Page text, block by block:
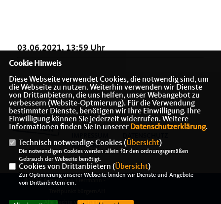
03.06.2021, 13:59 Uhr
KONTAKT
@2026 Alexander J. Herrmann -
Alle Rechte vorbehalten.
Cookie Hinweis
Diese Webseite verwendet Cookies, die notwendig sind, um
die Webseite zu nutzen. Weiterhin verwenden wir Dienste
von Drittanbietern, die uns helfen, unser Webangebot zu
verbessern (Website-Optmierung). Für die Verwendung
bestimmter Dienste, benötigen wir Ihre Einwilligung. Ihre
Einwilligung können Sie jederzeit widerrufen. Weitere
Informationen finden Sie in unserer Datenschutzerklärung.
Technisch notwendige Cookies (Übersicht)
Die notwendigen Cookies werden allein für den ordnungsgemäßen
Gebrauch der Webseite benötigt.
Cookies von Drittanbietern (Übersicht)
Zur Optimierung unserer Webseite binden wir Dienste und Angebote
von Drittanbietern ein.